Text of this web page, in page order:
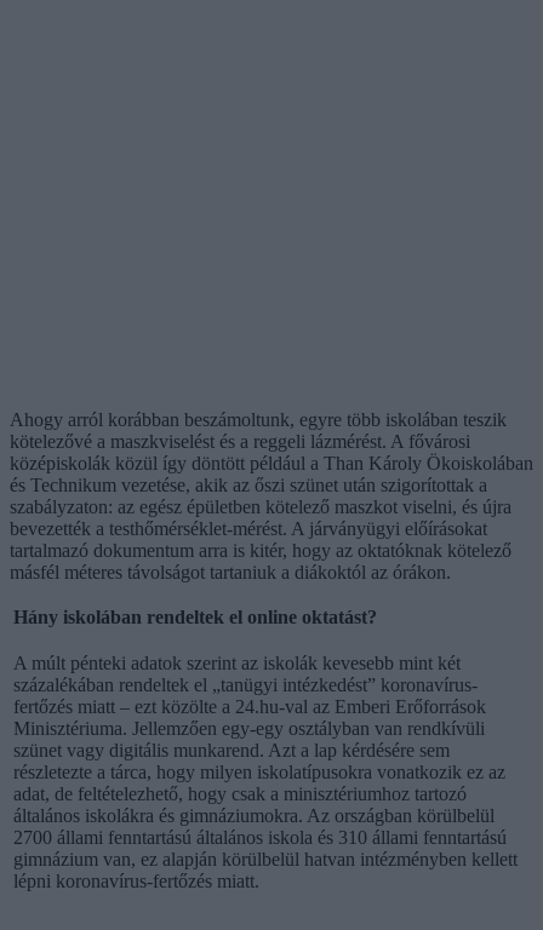
Ahogy arról korábban beszámoltunk, egyre több iskolában teszik
kötelezővé a maszkviselést és a reggeli lázmérést. A fővárosi
középiskolák közül így döntött például a Than Károly Ökoiskolában
és Technikum vezetése, akik az őszi szünet után szigorítottak a
szabályzaton: az egész épületben kötelező maszkot viselni, és újra
bevezették a testhőmérséklet-mérést. A járványügyi előírásokat
tartalmazó dokumentum arra is kitér, hogy az oktatóknak kötelező
másfél méteres távolságot tartaniuk a diákoktól az órákon.
Hány iskolában rendeltek el online oktatást?
A múlt pénteki adatok szerint az iskolák kevesebb mint két
százalékában rendeltek el „tanügyi intézkedést” koronavírus-
fertőzés miatt – ezt közölte a 24.hu-val az Emberi Erőforrások
Minisztériuma. Jellemzően egy-egy osztályban van rendkívüli
szünet vagy digitális munkarend. Azt a lap kérdésére sem
részletezte a tárca, hogy milyen iskolatípusokra vonatkozik ez az
adat, de feltételezhető, hogy csak a minisztériumhoz tartozó
általános iskolákra és gimnáziumokra. Az országban körülbelül
2700 állami fenntartású általános iskola és 310 állami fenntartású
gimnázium van, ez alapján körülbelül hatvan intézményben kellett
lépni koronavírus-fertőzés miatt.